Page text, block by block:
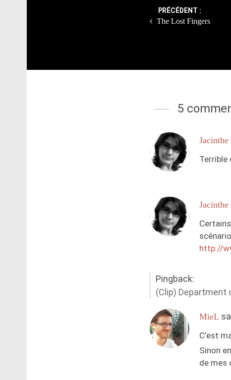
PRÉCÉDENT :
The Lost Fingers
5
Jacinthe
Terrible
Jacinthe
http://
Pingback:
(Clip) Department
MieL
C’est
Sinon
de mes